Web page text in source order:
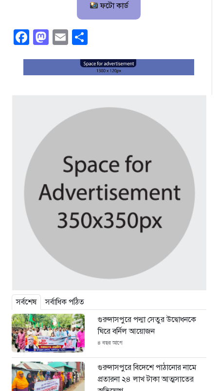
ফটো কার্ড
Facebook
Mastodon
Email
সর্বশেষ
সর্বাধিক পঠিত
গুরুদাসপুরে পদ্মা সেতুর উদ্বোধনকে
ঘিরে বর্নিল আয়োজন
৪ বছর আগে
গুরুদাসপুরে বিদেশে পাঠানোর নামে
প্রতারনা ২৪ লাখ টাকা আত্মসাতের